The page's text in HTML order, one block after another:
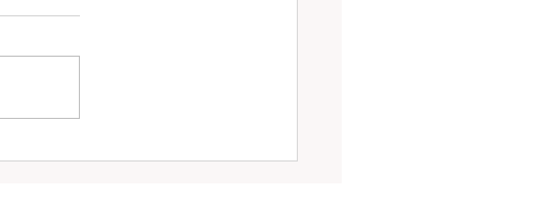
Yoga et respiration 1